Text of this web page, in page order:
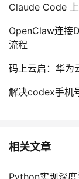
Claude Code
OpenClaw连接
流程
码上云启：华为
解决codex手机
相关文章
Python实现深度